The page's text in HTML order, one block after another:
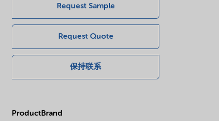
Request Sample
Request Quote
保持联系
ProductBrand